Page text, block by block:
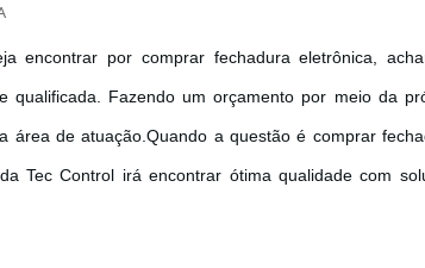
encontrar por comprar fechadura eletrônica,
qualificada. Fazendo um orçamento por meio da
área de atuação.Quando a questão é comprar
Tec Control irá encontrar ótima qualidade com
do hotel.INFORMAÇÕES SOBRE